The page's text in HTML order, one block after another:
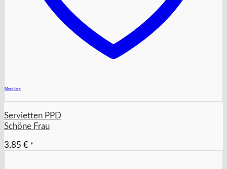
Merkliste
Servietten PPD
Schöne Frau
3,85 € *